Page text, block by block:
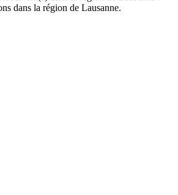
dans la région de Lausanne.